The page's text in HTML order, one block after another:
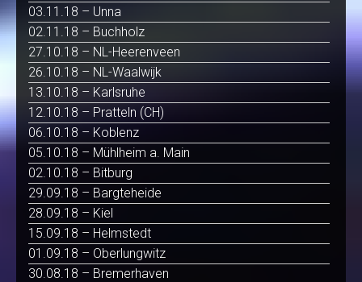
03.11.18 – Unna
02.11.18 – Buchholz
27.10.18 – NL-Heerenveen
26.10.18 – NL-Waalwijk
13.10.18 – Karlsruhe
12.10.18 – Pratteln (CH)
06.10.18 – Koblenz
05.10.18 – Mühlheim a. Main
02.10.18 – Bitburg
29.09.18 – Bargteheide
28.09.18 – Kiel
15.09.18 – Helmstedt
01.09.18 – Oberlungwitz
30.08.18 – Bremerhaven